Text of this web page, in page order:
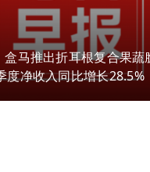
马推出折耳根复合果蔬
度净收入同比增长28.5%